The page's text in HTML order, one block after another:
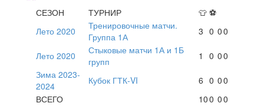
СЕЗОН
ТУРНИР 👕 ⚽
Лето 2020
Тренировочные матчи.
Группа 1А
3 0 00
Лето 2020
Стыковые матчи 1А и 1Б
групп
1 0 00
Зима 2023-
2024
Кубок ГТК-VI 6 0 00
ВСЕГО
100 00